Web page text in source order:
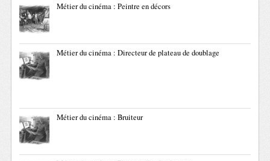
Métier du cinéma : Peintre en décors
Métier du cinéma : Directeur de plateau de doublage
Métier du cinéma : Bruiteur